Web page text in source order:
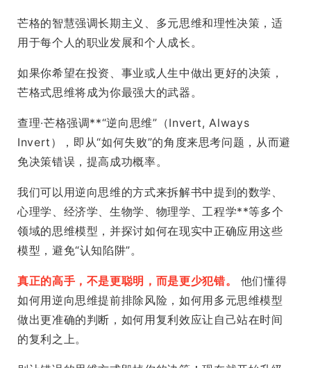
芒格的智慧强调长期主义、多元思维和理性决策，适
用于每个人的职业发展和个人成长。
如果你希望在投资、事业或人生中做出更好的决策，
芒格式思维将成为你最强大的武器。
查理·芒格强调**“逆向思维”（Invert, Always
Invert），即从“如何失败”的角度来思考问题，从而避
免决策错误，提高成功概率。
我们可以用逆向思维的方式来拆解书中提到的数学、
心理学、经济学、生物学、物理学、工程学**等多个
领域的思维模型，并探讨如何在现实中正确应用这些
模型，避免“认知陷阱”。
真正的高手，不是更聪明，而是更少犯错。
他们懂得
如何用逆向思维提前排除风险，如何用多元思维模型
做出更准确的判断，如何用复利效应让自己站在时间
的复利之上。